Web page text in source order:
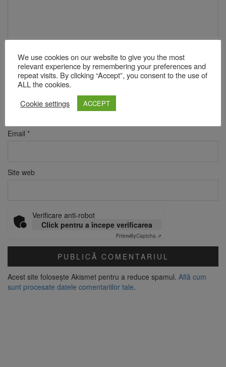
Email *
Site web
Verificare anti-robot
Click pentru a începe verificarea
FriendlyCaptcha ⇗
Acest site folosește Akismet pentru a reduce spamul. Află cum
sunt procesate datele comentariilor tale.
We use cookies on our website to give you the most
relevant experience by remembering your preferences and
repeat visits. By clicking “Accept”, you consent to the use of
ALL the cookies.
Cookie settings
ACCEPT